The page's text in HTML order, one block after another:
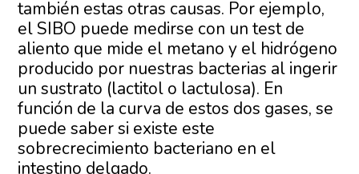
también estas otras causas. Por ejemplo,
el SIBO puede medirse con un test de
aliento que mide el metano y el hidrógeno
producido por nuestras bacterias al ingerir
un sustrato (lactitol o lactulosa). En
función de la curva de estos dos gases, se
puede saber si existe este
sobrecrecimiento bacteriano en el
intestino delgado.